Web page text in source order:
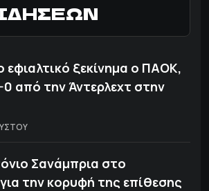
ξεκίνημα ο ΠΑΟΚ,
από την Άντερλεχτ στην
Σανάμπρια στο
την κορυφή της επίθεσης